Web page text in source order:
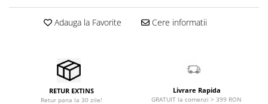
Microfoane stereo
Stative de microfon
Studio si inregistrari
Accesorii de microfoane
Adauga la Favorite Cere informatii
RETUR EXTINS
Retur pana la 30 zile!
Livrare Rapida
GRATUIT la comenzi > 399 RON